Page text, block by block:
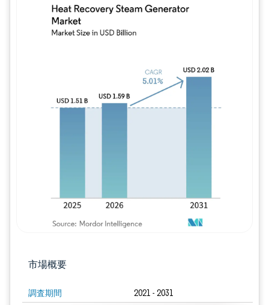
市場概要
調査期間 2021 - 2031